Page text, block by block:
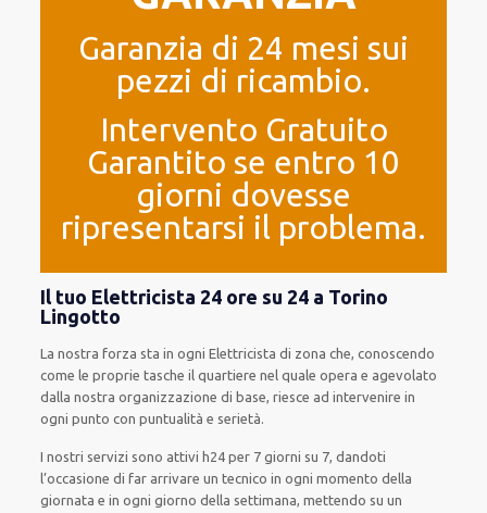
Garanzia di 24 mesi sui
pezzi di ricambio.
Intervento Gratuito
Garantito se entro 10
giorni dovesse
ripresentarsi il problema.
Il tuo Elettricista 24 ore su 24 a Torino
Lingotto
La nostra forza sta in ogni Elettricista di zona che, conoscendo
come le proprie tasche il quartiere nel quale opera e agevolato
dalla nostra organizzazione di base, riesce ad intervenire in
ogni punto con puntualità e serietà.
I nostri servizi sono attivi h24per 7 giorni su 7, dandoti
l’occasione di far arrivare untecnico inogni momento della
giornata e inogni giorno della settimana, mettendo su un